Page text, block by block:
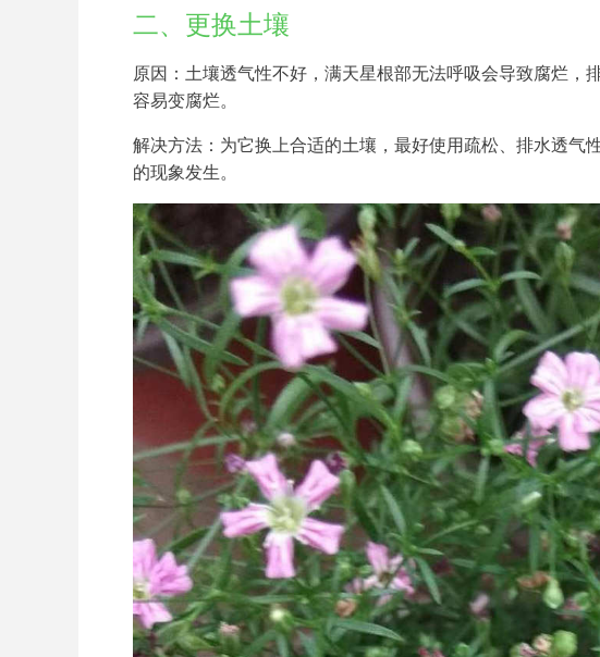
二、更换土壤
原因：土壤透气性不好，满天星根部无法呼吸会导致腐烂，
容易变腐烂。
解决方法：为它换上合适的土壤，最好使用疏松、排水透气
的现象发生。